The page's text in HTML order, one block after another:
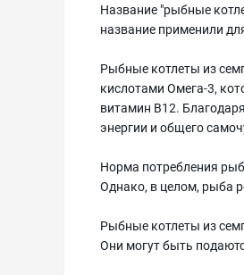
Название "рыбные
название применили
Рыбные котлеты из
кислотами Омега-3,
витамин B12.
энергии и общего
Норма потребления
Однако, в целом, рыба
Рыбные котлеты из
Они могут быть